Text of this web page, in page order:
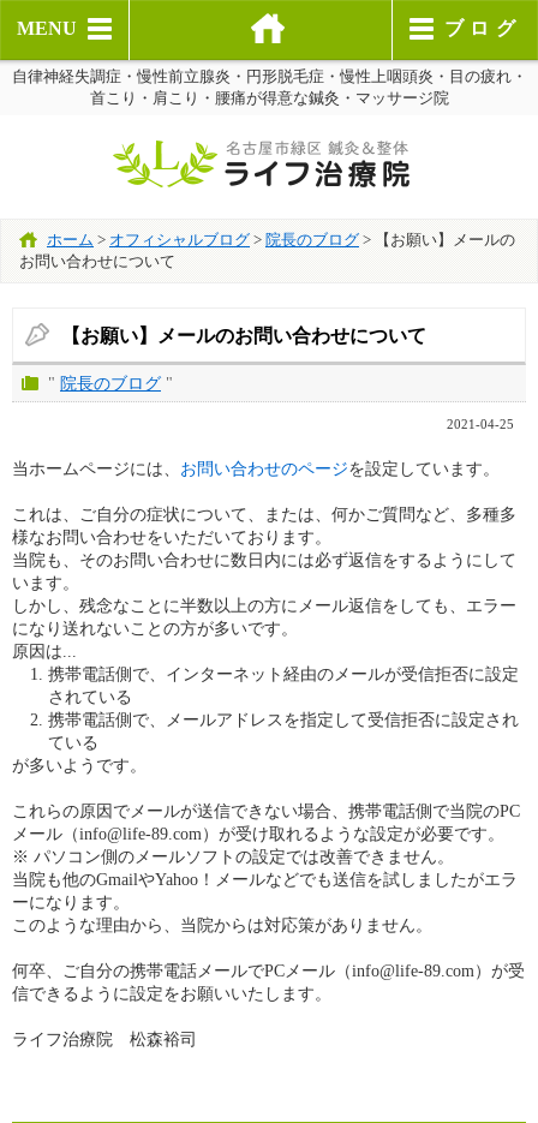
MENU ブログ
自律神経失調症・慢性前立腺炎・円形脱毛症・慢性上咽頭炎・目の疲れ・
首こり・肩こり・腰痛が得意な鍼灸・マッサージ院
ホーム > オフィシャルブログ> 院長のブログ >
【お願い】メールの
お問い合わせについて
【お願い】メールのお問い合わせについて
" 院長のブログ "
2021-04-25
当ホームページには、 お問い合わせのページを設定しています。
これは、ご自分の症状について、または、何かご質問など、多種多
様なお問い合わせをいただいております。
当院も、そのお問い合わせに数日内には必ず返信をするようにして
います。
しかし、残念なことに半数以上の方にメール返信をしても、エラー
になり送れないことの方が多いです。
原因は...
携帯電話側で、インターネット経由のメールが受信拒否に設定
されている
携帯電話側で、メールアドレスを指定して受信拒否に設定され
ている
が多いようです。
これらの原因でメールが送信できない場合、携帯電話側で当院のPC
メール（info@life-89.com）が受け取れるような設定が必要です。
※ パソコン側のメールソフトの設定では改善できません。
当院も他のGmailやYahoo！メールなどでも送信を試しましたがエラ
ーになります。
このような理由から、当院からは対応策がありません。
何卒、ご自分の携帯電話メールでPCメール（info@life-89.com）が受
信できるように設定をお願いいたします。
ライフ治療院 松森裕司